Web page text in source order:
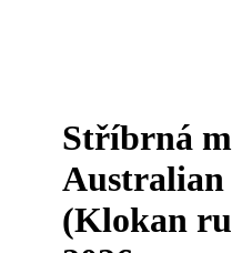
Stříbrná
Australian
(Klokan